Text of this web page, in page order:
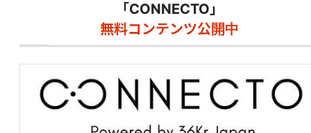
「CONNECTO」
無料コンテンツ公開中